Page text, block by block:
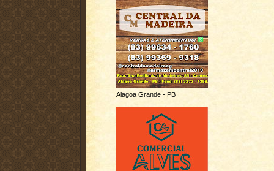
Alagoa Grande - PB